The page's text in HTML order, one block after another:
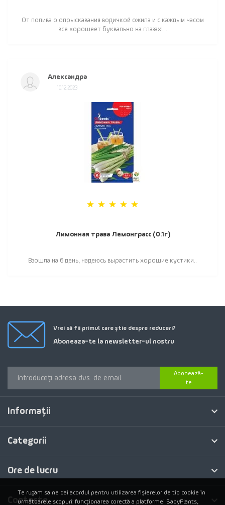
От полива о опрыскавания водичкой ожила и с каждым часом
все хорошеет буквально на глазах! ..
Александра
10.12.2023
Лимонная трава Лемонграсс (0.1г)
Взошла на 6 день, надеюсь вырастить хорошие кустики..
Vrei să fii primul care știe despre reduceri?
Aboneaza-te la newsletter-ul nostru
Abonează-
te
Informaţii
Categorii
Ore de lucru
Contacte
Te rugăm să ne dai acordul pentru utilizarea fișierelor de tip cookie în
următoarele scopuri: funcționarea corectă a platformei BabyPlants,